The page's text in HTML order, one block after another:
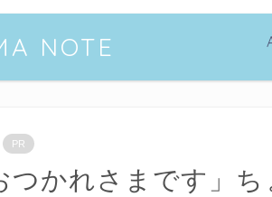
NOTE
PR
つかれさまです」